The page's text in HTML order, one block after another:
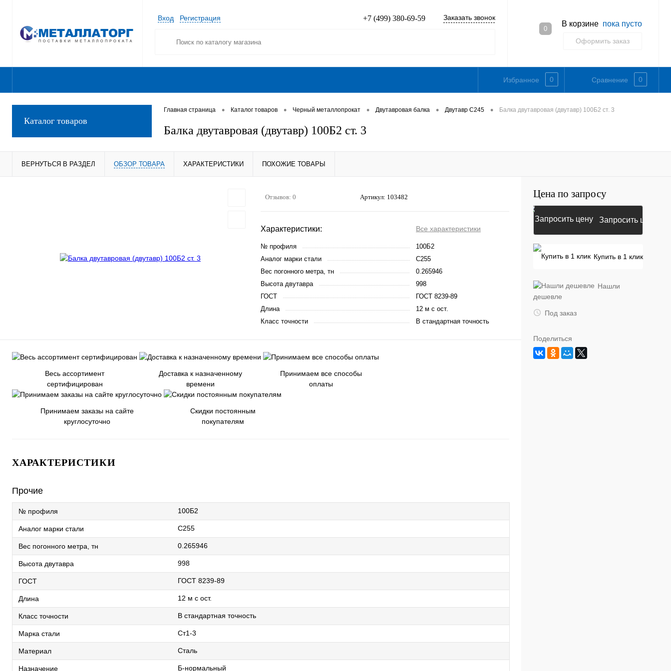
Вход Регистрация +7 (499) 380-69-59 Заказать звонок
0
В корзине пока пусто
Оформить заказ
Избранное 0 Сравнение 0
Каталог товаров
Главная страница • Каталог товаров • Черный металлопрокат • Двутавровая балка • Двутавр С245 • Балка двутавровая (двутавр) 100Б2 ст. 3
Балка двутавровая (двутавр) 100Б2 ст. 3
ВЕРНУТЬСЯ В РАЗДЕЛ ОБЗОР ТОВАРА ХАРАКТЕРИСТИКИ ПОХОЖИЕ ТОВАРЫ
Отзывов: 0 Артикул: 103482
Характеристики: Все характеристики
№ профиля
100Б2
Аналог марки стали
С255
Вес погонного метра, тн
0.265946
Высота двутавра
998
ГОСТ
ГОСТ 8239-89
Длина
12 м с ост.
Класс точности
В стандартная точность
Весь ассортимент
сертифицирован
Доставка к назначенному
времени
Принимаем все способы
оплаты
Принимаем заказы на сайте
круглосуточно
Скидки постоянным
покупателям
ХАРАКТЕРИСТИКИ
Прочие
№ профиля 100Б2
Аналог марки стали С255
Вес погонного метра, тн 0.265946
Высота двутавра 998
ГОСТ ГОСТ 8239-89
Длина 12 м с ост.
Класс точности В стандартная точность
Марка стали Ст1-3
Материал Сталь
Назначение Б-нормальный
Цена по запросу
Запросить цену
Купить в 1 клик
Нашли
дешевле
Под заказ
Поделиться